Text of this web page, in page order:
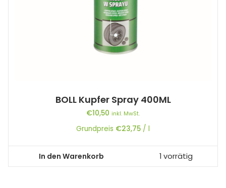
BOLL Kupfer Spray 400ML
€10,50 inkl. MwSt.
Grundpreis €23,75 / l
In den Warenkorb 1 vorrätig